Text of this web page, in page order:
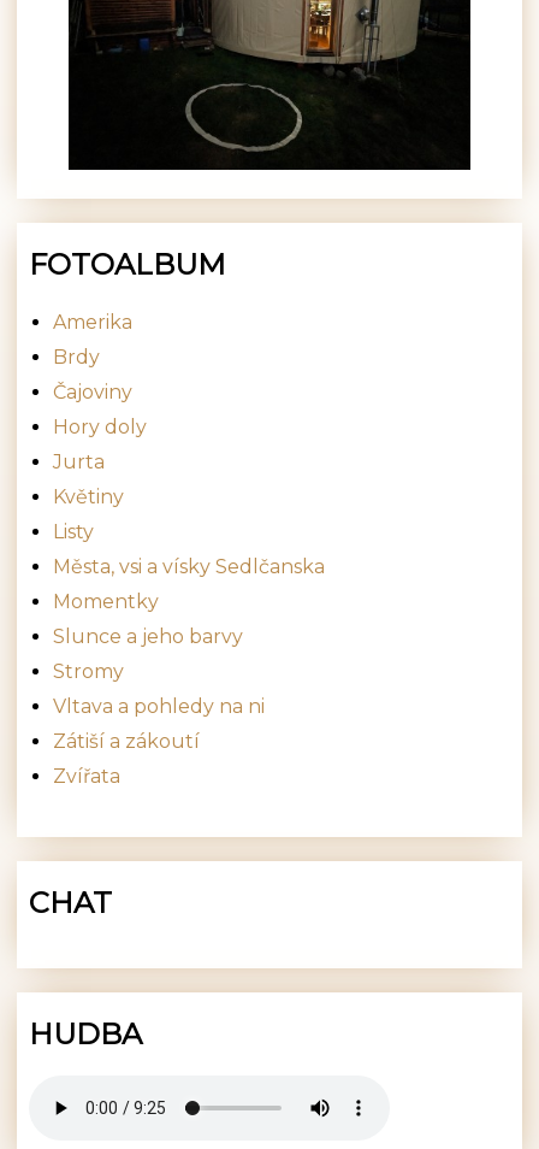
FOTOALBUM
Amerika
Brdy
Čajoviny
Hory doly
Jurta
Květiny
Listy
Města, vsi a vísky Sedlčanska
Momentky
Slunce a jeho barvy
Stromy
Vltava a pohledy na ni
Zátiší a zákoutí
Zvířata
CHAT
HUDBA